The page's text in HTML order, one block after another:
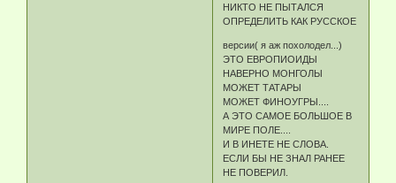
НИКТО НЕ ПЫТАЛСЯ
ОПРЕДЕЛИТЬ КАК РУССКОЕ
версии( я аж похолодел...)
ЭТО ЕВРОПИОИДЫ
НАВЕРНО МОНГОЛЫ
МОЖЕТ ТАТАРЫ
МОЖЕТ ФИНОУГРЫ....
А ЭТО САМОЕ БОЛЬШОЕ В
МИРЕ ПОЛЕ....
И В ИНЕТЕ НЕ СЛОВА.
ЕСЛИ БЫ НЕ ЗНАЛ РАНЕЕ
НЕ ПОВЕРИЛ.